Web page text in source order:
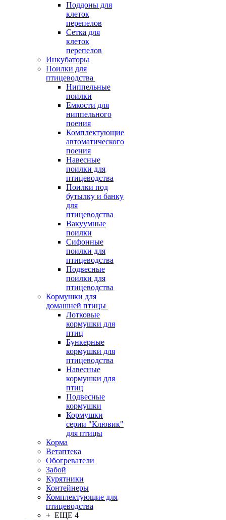
Поддоны для
клеток
перепелов
Сетка для
клеток
перепелов
Инкубаторы
Поилки для
птицеводства
Ниппельные
поилки
Емкости для
ниппельного
поения
Комплектующие
автоматического
поения
Навесные
поилки для
птицеводства
Поилки под
бутылку и банку
для
птицеводства
Вакуумные
поилки
Сифонные
поилки для
птицеводства
Подвесные
поилки для
птицеводства
Кормушки для
домашней птицы
Лотковые
кормушки для
птиц
Бункерные
кормушки для
птицеводства
Навесные
кормушки для
птиц
Подвесные
кормушки
Кормушки
серии "Клювик"
для птицы
Корма
Ветаптека
Обогреватели
Забой
Курятники
Контейнеры
Комплектующие для
птицеводства
+ ЕЩЕ 4